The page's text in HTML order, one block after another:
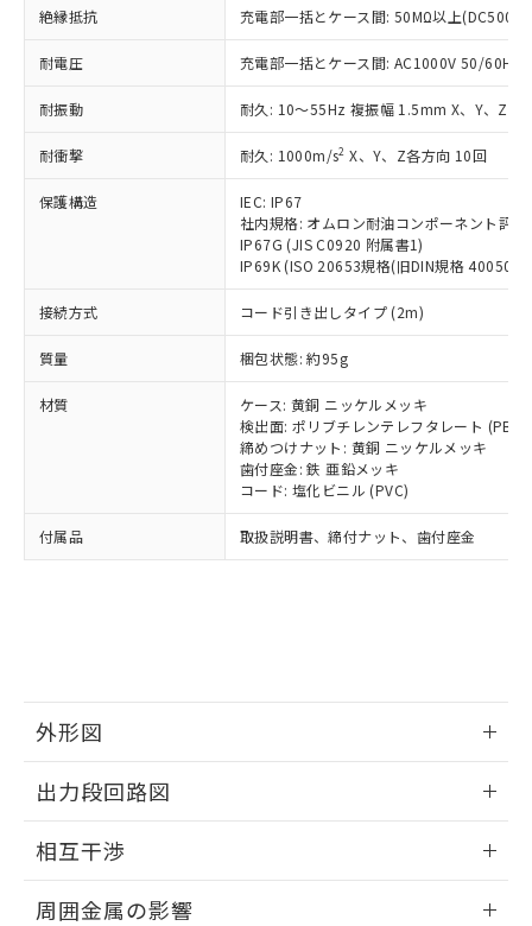
絶縁抵抗 充電部一括とケース間: 50MΩ以上(DC500V
耐電圧 充電部一括とケース間: AC1000V 50/60Hz
耐振動 耐久: 10～55Hz 複振幅 1.5mm X、Y、Z各
耐衝撃 耐久: 1000m/s2 X、Y、Z各方向 10回
保護構造
IEC: IP67
社内規格: オムロン耐油コンポーネント評
IP67G (JIS C0920 附属書1)
IP69K (ISO 20653規格(旧DIN規格 40050
接続方式 コード引き出しタイプ (2m)
質量 梱包状態: 約95g
材質
ケース: 黄銅 ニッケルメッキ
検出面: ポリブチレンテレフタレート (PBT)
締めつけナット: 黄銅 ニッケルメッキ
歯付座金: 鉄 亜鉛メッキ
コード: 塩化ビニル (PVC)
付属品 取扱説明書、締付ナット、歯付座金
外形図
外形図
出力段回路図
出力段回路図
相互干渉
周囲金属の影響
ことをご了承ください。
在庫状況および標準価格照会結果は、
記載している更新日時点での社内デー
タに基づき作成されるものであり、閲
覧された時点での実際の在庫および標
準価格とは異なる場合があることをご
了承ください。
様のお取引先、またはお客様担当のオ
ムロン制御機器販売店・当社販売員に
ご相談ください。
オムロン制御機器販売店や当社販売拠
販売ネットワーク
」をご確認
在庫状況および標準価格結果を当社の
事前の承諾なく第三者に漏洩または開
示しないようお願いします。
マイパーツ機能（部品リスト作成サー
ビス）をご利用いただくには、I-Web
メンバーズにご登録されている必要が
お客様が当ウェブサイト上で当社にご
登録された部品リストについて、当社
指します。
むを得ず変更することがあります。
ミウム(Cd) 100ppm以下、
六価クロム(Cr(Ⅵ)) 1000ppm以下、ポリ臭化ビフェニル
類(PBB) 1000ppm以下、ポリ臭化ジフェニルエーテル類
(PBDE) 1000ppm以下、フタル酸ビス(2-エチルヘキシ
ル) (DEHP)(別名：DOP) 1000ppm以下、フタル酸ブチ
ルベンジル（BBP） 1000ppm以下、フタル酸ジブチル
（DBP） 1000ppm以下、フタル酸ジイソブチル
但し、RoHS指令で産業用監視および制御機器に対する
フタル酸エステル類の４物質については閾値を超える意
図的な使用がないことを確認しています。
※2 対応予定月
部品在庫の切り替え状況などにより、予定
月が前後することがあります。
※3 非含有証明書ダウンロード
51物質の非含有証明書（当社基準）
※本証明書は発行日時点で非含有を証明す
ものではありません。
また、RoHS指令のフタル酸エステル類４
物質の対応では、対応完了までの期間は出
荷製品に未対応品が混在することから備考
欄に対応日を記載しておりました。
既に当社にて対応品への在庫切替を完了
「－」：未確認です。当社販売部門へお問
*中国RoHS10物質の基準値 (GB/T26572)：
Pb(鉛) :1000ppm、 Hg(水銀) : 1000ppm、 Cd(カドミウ
Cr(Ⅵ)(六価クロム) : 1000ppm、 PBBs(ポリ臭化ビフェ
DBP(フタル酸ジブチル) : 1000ppm、 DIBP(フタル酸ジ
イソブチル) : 1000ppm、 BBP(フタル酸ブチルベンジ
DEHP(フタル酸ビス(2-エチルヘキシル)) : 1000ppm
※2 環境保護使用期限
「ｅ」：有害物質（10物質）のすべてが基
準値以下であることを示します。
「10」：通常の使用状況下において有害物
質が外部に漏えいし、環境に深刻な影響を
及ぼさない年数を意味します。
「－」：未確認です。当社販売部門へお問
い合わせください。
当社は、これら貴社製品のうち、外国
為替および外国貿易法に定める商品
（以下｢規制貨物等」という）を輸出
または国外への提供する場合は、日本
国政府の輸出許可(または役務取引許
可)を取得するなどの必要な手続きを
当社は規制貨物を破棄する場合は、完
全に破砕するなど、違法に輸出されな
いよう必要な手段を講じます。
当社は貴社製品を、核兵器、ミサイ
ル、化学兵器、生物兵器またはその他
武器並びにこれらの製造装置等に一切
使用いたしません。
当社は、貴社製品を第三者に販売する
場合は、上記1、2および3の内容を当
該第三者に通知します。また当社は、
販売先および販売に係わる関係者が違
法に輸出するおそれがある場合は、取
り引きをいたしません。
一定数以上の在庫あり
一定数には満たないが在庫あり
在庫なし(最新の在庫状況につ
いては、お客様のお取引先、ま
たはお客様担当のオムロン制御
機器販売店・当社販売員にご確
認ください)
受注生産機種、また在庫状況の
情報を公開していない機種